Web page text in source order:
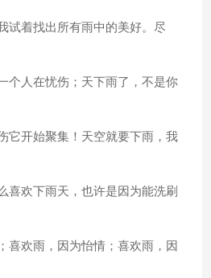
试着找出所有雨中的美好。尽
个人在忧伤；天下雨了，不是你
它开始聚集！天空就要下雨，我
喜欢下雨天，也许是因为能洗刷
喜欢雨，因为怡情；喜欢雨，因